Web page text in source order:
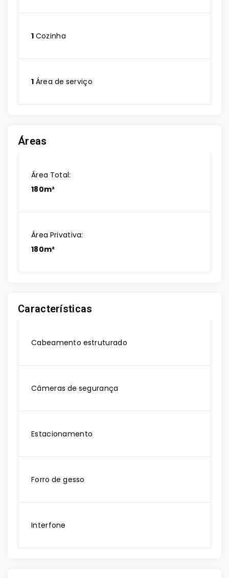
1 Cozinha
1 Área de serviço
Áreas
Área Total:
180m²
Área Privativa:
180m²
Características
Cabeamento estruturado
Câmeras de segurança
Estacionamento
Forro de gesso
Interfone